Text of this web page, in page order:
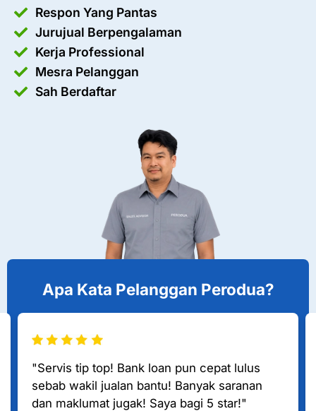
Respon Yang Pantas
Jurujual Berpengalaman
Kerja Professional
Mesra Pelanggan
Sah Berdaftar
Apa Kata Pelanggan Perodua?
"Servis tip top! Bank loan pun cepat lulus
sebab wakil jualan bantu! Banyak saranan
dan maklumat jugak! Saya bagi 5 star!"